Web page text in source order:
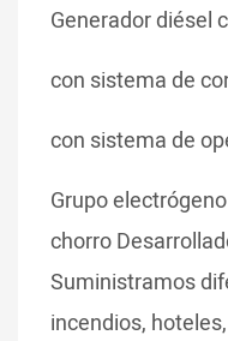
Generador diésel
con sistema de
con sistema de
Grupo
chorro
Suministramos
incendios,